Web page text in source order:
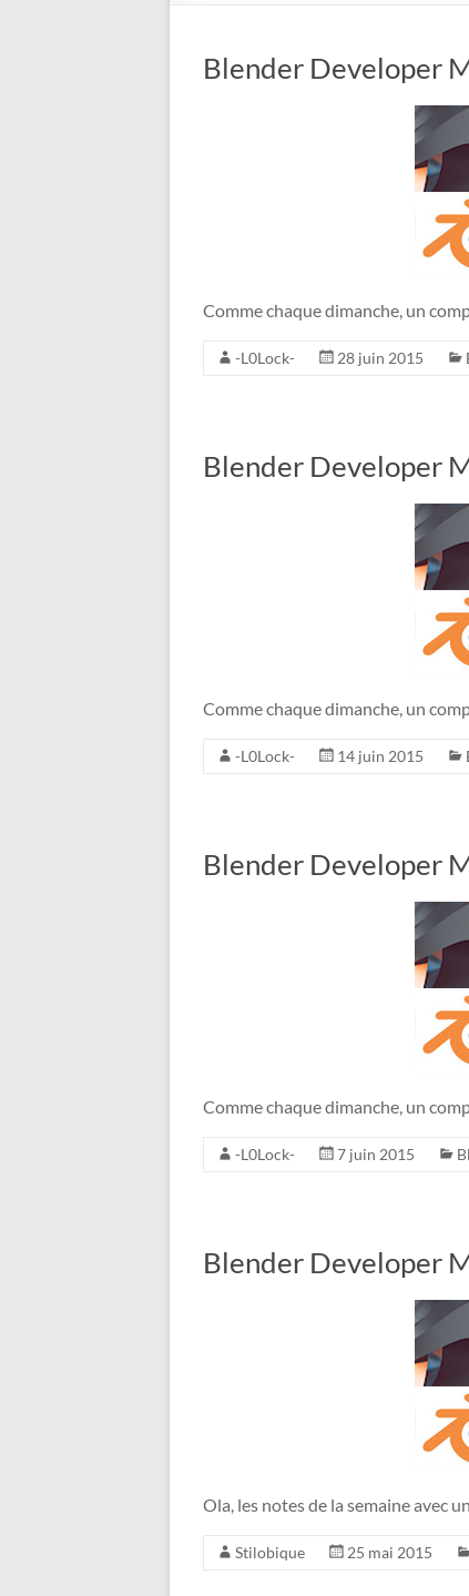
Blender Developer
Comme chaque dimanche, un
-L0Lock- 28 juin 2015
Blender Developer
Comme chaque dimanche, un
-L0Lock- 14 juin 2015
Blender Developer
Comme chaque dimanche, un
-L0Lock- 7 juin 2015
Blender Developer
Ola, les notes de la semaine avec
Stilobique 25 mai 2015